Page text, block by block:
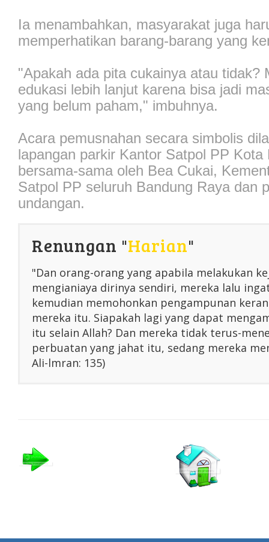
Ia menambahkan, masyarakat juga
memperhatikan barang-barang yang
"Apakah ada pita cukainya atau tidak?
edukasi lebih lanjut karena bisa jadi
yang belum paham," imbuhnya.
Acara pemusnahan secara simbolis
lapangan parkir Kantor Satpol PP Kota
bersama-sama oleh Bea Cukai,
Satpol PP seluruh Bandung Raya dan
undangan.
Renungan "Harian"
"Dan orang-orang yang apabila melakukan
mengianiaya dirinya sendiri, mereka lalu
kemudian memohonkan pengampunan
mereka itu. Siapakah lagi yang dapat
itu selain Allah? Dan mereka tidak terus-
perbuatan yang jahat itu, sedang mereka
Ali-lmran: 135)